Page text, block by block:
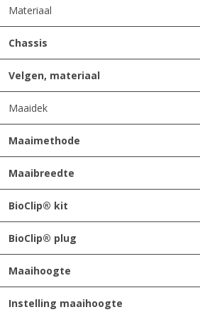
Materiaal
Chassis
Velgen, materiaal
Maaidek
Maaimethode
Maaibreedte
BioClip® kit
BioClip® plug
Maaihoogte
Instelling maaihoogte